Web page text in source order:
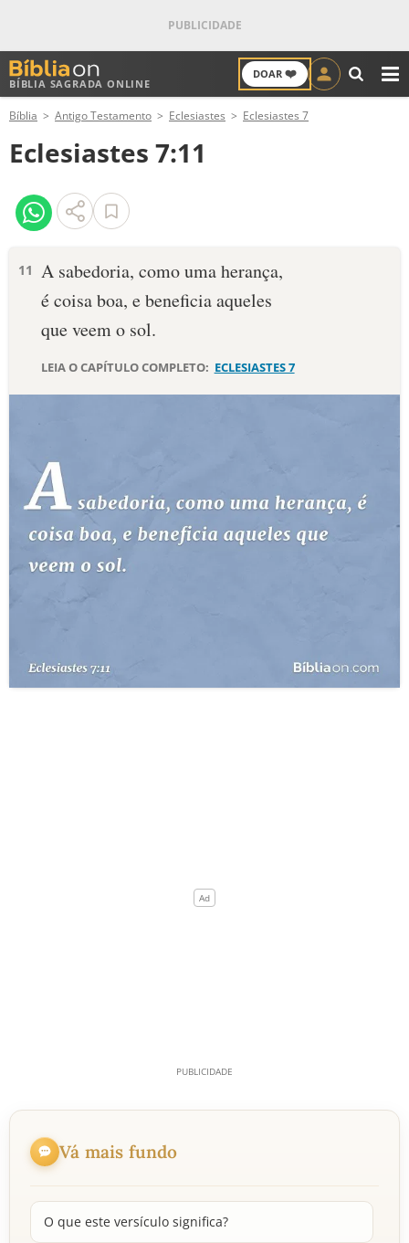
BÍBLIA SAGRADA ONLINE
DOAR ❤️
ANTIGO TESTAMENTO
NOVO TESTAMENTO
VERSÍCULOS
PALAVRA DO DIA
DEVOCIONAL DIÁRIO
ESTUDOS BÍBLICOS
ESBOÇOS DE PREGAÇÃO
PERGUNTE À BÍBLIA
TERMO BÍBLICO
Bíblia Antigo Testamento Eclesiastes Eclesiastes 7
Eclesiastes 7:11
11 A sabedoria, como uma herança,
é coisa boa, e beneficia aqueles
que veem o sol.
LEIA O CAPÍTULO COMPLETO: ECLESIASTES 7
Vá mais fundo
O que este versículo significa?